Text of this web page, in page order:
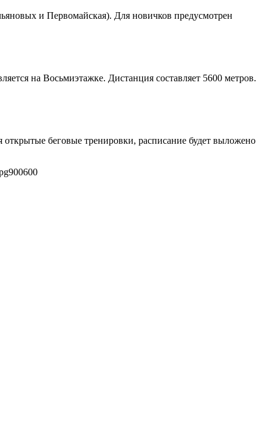
и Первомайская). Для новичков предусмотрен
на Восьмиэтажке. Дистанция составляет 5600 метров.
открытые беговые тренировки, расписание будет выложено
900600